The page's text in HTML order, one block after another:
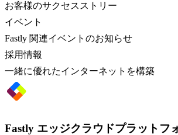
お客様のサクセスストリー
イベント
Fastly 関連イベントのお知らせ
採用情報
一緒に優れたインターネットを構築
Fastly エッジクラウドプラットフ